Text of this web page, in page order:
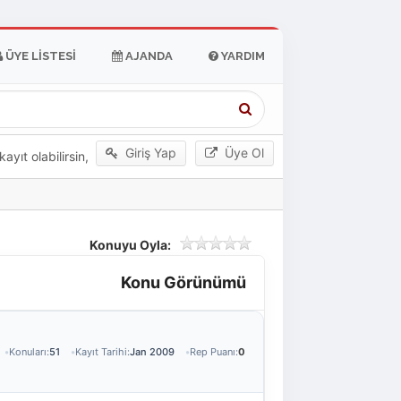
ÜYE LISTESI AJANDA YARDIM
Giriş Yap Üye Ol
olabilirsin,
Konuyu Oyla:
Konu Görünümü
Konuları:51 Kayıt Tarihi:Jan 2009 Rep Puanı:0